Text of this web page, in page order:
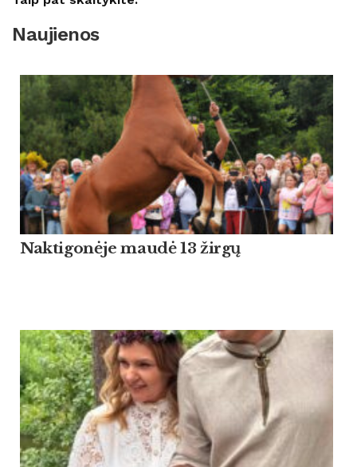
Naujienos
Naktigonėje maudė 13 žirgų